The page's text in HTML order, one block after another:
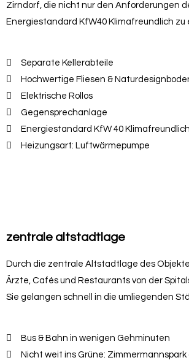
Zirndorf, die nicht nur den Anforderungen
Energiestandard KfW40 Klimafreundlich
Separate Kellerabteile
Hochwertige Fliesen &
Elektrische Rollos
Gegensprechanlage
Energiestandard KfW 40 Klimafreundlich
Heizungsart: Luftwärmepumpe
zentrale altstadtlage
Durch die zentrale Altstadtlage des
Ärzte, Cafés und Restaurants von der
Sie gelangen schnell in die umliegenden
Bus & Bahn in wenigen Gehminuten
Nicht weit ins Grüne: